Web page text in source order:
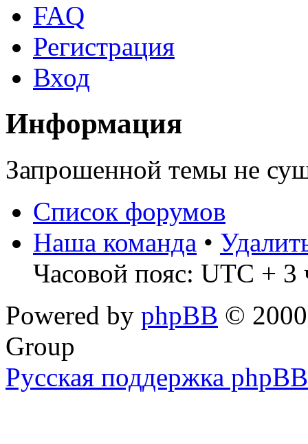
FAQ
Регистрация
Вход
Информация
Запрошенной темы не
Список форумов
Наша команда •
Часовой пояс: UTC + 3
Powered by phpBB ©
Group
Русская поддержка phpBB